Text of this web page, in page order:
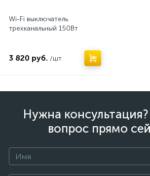
Wi-Fi выключатель
трехканальный 150Вт
3 820 руб. /шт
Нужна
вопрос прямо